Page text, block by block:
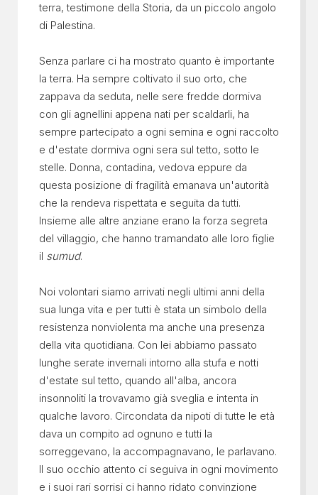
terra, testimone della Storia, da un piccolo angolo
di Palestina.
Senza parlare ci ha mostrato quanto è importante
la terra. Ha sempre coltivato il suo orto, che
zappava da seduta, nelle sere fredde dormiva
con gli agnellini appena nati per scaldarli, ha
sempre partecipato a ogni semina e ogni raccolto
e d'estate dormiva ogni sera sul tetto, sotto le
stelle. Donna, contadina, vedova eppure da
questa posizione di fragilità emanava un'autorità
che la rendeva rispettata e seguita da tutti.
Insieme alle altre anziane erano la forza segreta
del villaggio, che hanno tramandato alle loro figlie
il sumud.
Noi volontari siamo arrivati negli ultimi anni della
sua lunga vita e per tutti è stata un simbolo della
resistenza nonviolenta ma anche una presenza
della vita quotidiana. Con lei abbiamo passato
lunghe serate invernali intorno alla stufa e notti
d'estate sul tetto, quando all'alba, ancora
insonnoliti la trovavamo già sveglia e intenta in
qualche lavoro. Circondata da nipoti di tutte le età
dava un compito ad ognuno e tutti la
sorreggevano, la accompagnavano, le parlavano.
Il suo occhio attento ci seguiva in ogni movimento
e i suoi rari sorrisi ci hanno ridato convinzione